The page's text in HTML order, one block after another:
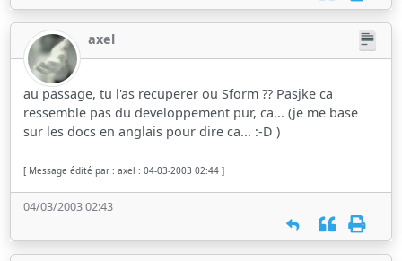
axel
au passage, tu l'as recuperer ou Sform ?? Pasjke ca
ressemble pas du developpement pur, ca... (je me base
sur les docs en anglais pour dire ca... :-D )
[ Message édité par : axel : 04-03-2003 02:44 ]
04/03/2003 02:43